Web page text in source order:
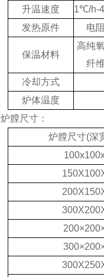
升温速度
1℃/h-
发热原件
电
保温材料
高纯
纤
冷却方式
炉体温度
炉膛尺寸：
炉膛尺寸(深